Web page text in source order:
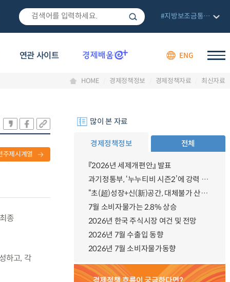
연관 사이트 ENG
#지방보조금통합관리망
HOME 경제정책정보 경제정책자료 최신자료
주제시계열
종
하고, 각
많이 본 자료
경제정책정보 전체
『2026년 세제개편안』 발표
과기정통부, ‘누누티비 시즌2’에 강력 대응 의지 밝혀
“초(超)성장+신(新)공간, 대체불가 산업강국”
7월 소비자물가는 2.8% 상승
2026년 한국 주식시장 여건 및 전망
2026년 7월 수출입 동향
2026년 7월 소비자물가동향